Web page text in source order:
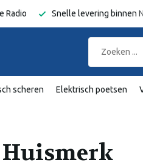
Radio Snelle levering binnen
scheren Elektrisch poetsen
Huismerk